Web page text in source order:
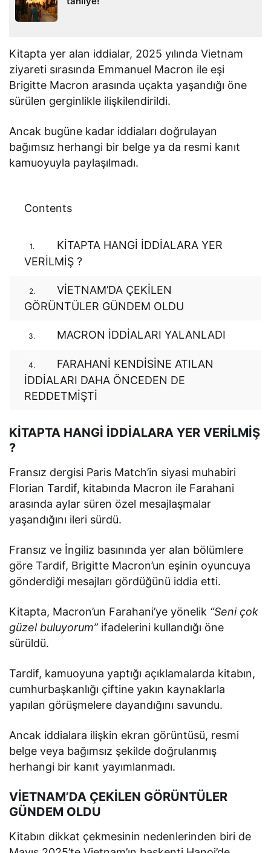
Kitapta yer alan iddialar, 2025 yılında Vietnam
ziyareti sırasında Emmanuel Macron ile eşi
Brigitte Macron arasında uçakta yaşandığı öne
sürülen gerginlikle ilişkilendirildi.
Ancak bugüne kadar iddiaları doğrulayan
bağımsız herhangi bir belge ya da resmi kanıt
kamuoyuyla paylaşılmadı.
Contents
1.
KİTAPTA HANGİ İDDİALARA YER
VERİLMİŞ ?
2.
VİETNAM’DA ÇEKİLEN
GÖRÜNTÜLER GÜNDEM OLDU
3. MACRON İDDİALARI YALANLADI
4.
FARAHANİ KENDİSİNE ATILAN
İDDİALARI DAHA ÖNCEDEN DE
REDDETMİŞTİ
KİTAPTA HANGİ İDDİALARA YER VERİLMİŞ
?
Fransız dergisi Paris Match’in siyasi muhabiri
Florian Tardif, kitabında Macron ile Farahani
arasında aylar süren özel mesajlaşmalar
yaşandığını ileri sürdü.
Fransız ve İngiliz basınında yer alan bölümlere
göre Tardif, Brigitte Macron’un eşinin oyuncuya
gönderdiği mesajları gördüğünü iddia etti.
Kitapta, Macron’un Farahani’ye yönelik “Seni çok
güzel buluyorum”ifadelerini kullandığı öne
sürüldü.
Tardif, kamuoyuna yaptığı açıklamalarda kitabın,
cumhurbaşkanlığı çiftine yakın kaynaklarla
yapılan görüşmelere dayandığını savundu.
Ancak iddialara ilişkin ekran görüntüsü, resmi
belge veya bağımsız şekilde doğrulanmış
herhangi bir kanıt yayımlanmadı.
VİETNAM’DA ÇEKİLEN GÖRÜNTÜLER
GÜNDEM OLDU
Kitabın dikkat çekmesinin nedenlerinden biri de